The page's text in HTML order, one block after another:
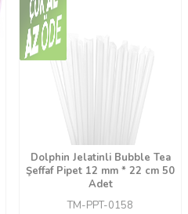
Dolphin Jelatinli Bubble Tea
Şeffaf Pipet 12 mm * 22 cm 50
Adet
TM-PPT-0158